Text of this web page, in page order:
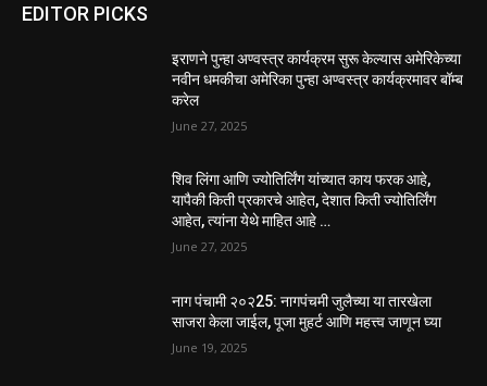
EDITOR PICKS
इराणने पुन्हा अण्वस्त्र कार्यक्रम सुरू केल्यास अमेरिकेच्या
नवीन धमकीचा अमेरिका पुन्हा अण्वस्त्र कार्यक्रमावर बॉम्ब
करेल
June 27, 2025
शिव लिंगा आणि ज्योतिर्लिंग यांच्यात काय फरक आहे,
यापैकी किती प्रकारचे आहेत, देशात किती ज्योतिर्लिंग
आहेत, त्यांना येथे माहित आहे …
June 27, 2025
नाग पंचामी २०२25: नागपंचमी जुलैच्या या तारखेला
साजरा केला जाईल, पूजा मुहर्ट आणि महत्त्व जाणून घ्या
June 19, 2025